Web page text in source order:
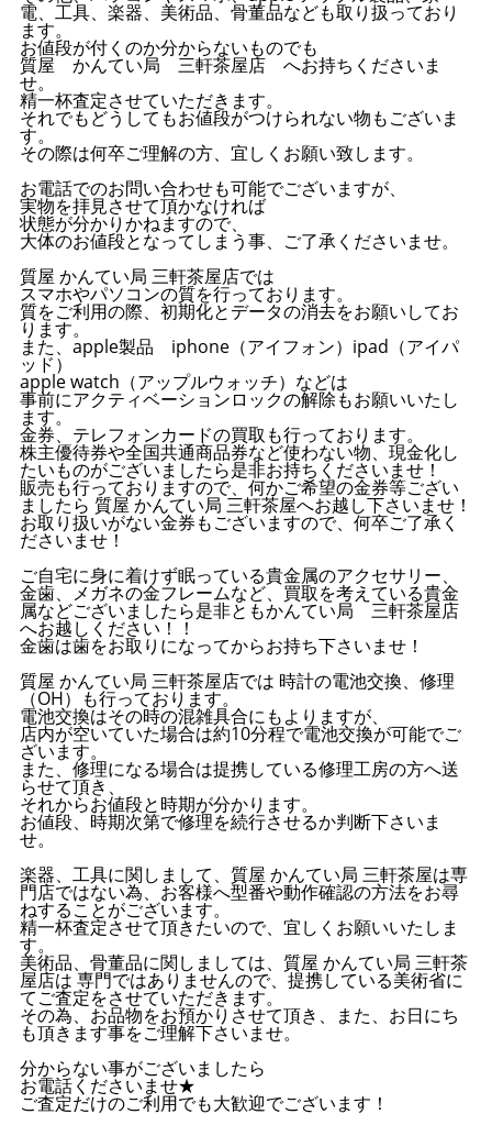
電、工具、楽器、美術品、骨董品なども取り扱っており
ます。
お値段が付くのか分からないものでも
質屋 かんてい局 三軒茶屋店 へお持ちくださいま
せ。
精一杯査定させていただきます。
それでもどうしてもお値段がつけられない物もございま
す。
その際は何卒ご理解の方、宜しくお願い致します。
お電話でのお問い合わせも可能でございますが、
実物を拝見させて頂かなければ
状態が分かりかねますので、
大体のお値段となってしまう事、ご了承くださいませ。
質屋 かんてい局 三軒茶屋店では
スマホやパソコンの質を行っております。
質をご利用の際、初期化とデータの消去をお願いしてお
ります。
また、apple製品 iphone（アイフォン）ipad（アイパ
ッド）
apple watch（アップルウォッチ）などは
事前にアクティベーションロックの解除もお願いいたし
ます。
金券、テレフォンカードの買取も行っております。
株主優待券や全国共通商品券など使わない物、現金化し
たいものがございましたら是非お持ちくださいませ！
販売も行っておりますので、何かご希望の金券等ござい
ましたら 質屋 かんてい局 三軒茶屋へお越し下さいませ！
お取り扱いがない金券もございますので、何卒ご了承く
ださいませ！
ご自宅に身に着けず眠っている貴金属のアクセサリー、
金歯、メガネの金フレームなど、買取を考えている貴金
属などございましたら是非ともかんてい局 三軒茶屋店
へお越しください！！
金歯は歯をお取りになってからお持ち下さいませ！
質屋 かんてい局 三軒茶屋店では 時計の電池交換、修理
（OH）も行っております。
電池交換はその時の混雑具合にもよりますが、
店内が空いていた場合は約10分程で電池交換が可能でご
ざいます。
また、修理になる場合は提携している修理工房の方へ送
らせて頂き、
それからお値段と時期が分かります。
お値段、時期次第で修理を続行させるか判断下さいま
せ。
楽器、工具に関しまして、質屋 かんてい局 三軒茶屋は専
門店ではない為、お客様へ型番や動作確認の方法をお尋
ねすることがございます。
精一杯査定させて頂きたいので、宜しくお願いいたしま
す。
美術品、骨董品に関しましては、質屋 かんてい局 三軒茶
屋店は 専門ではありませんので、提携している美術省に
てご査定をさせていただきます。
その為、お品物をお預かりさせて頂き、また、お日にち
も頂きます事をご理解下さいませ。
分からない事がございましたら
お電話くださいませ★
ご査定だけのご利用でも大歓迎でございます！